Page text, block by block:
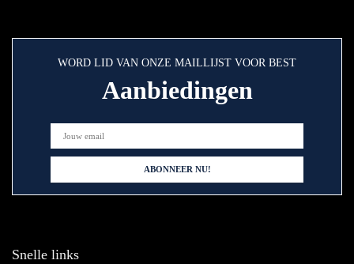
WORD LID VAN ONZE MAILLIJST VOOR BEST
Aanbiedingen
Snelle links